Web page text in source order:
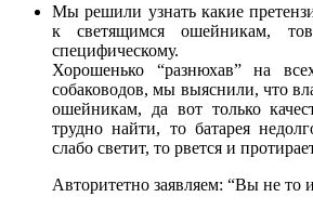
Мы решили узнать какие
к светящимся ошейникам,
специфическому.
Хорошенько “разнюхав” на
собаководов, мы выяснили, что
ошейникам, да вот только
трудно найти, то батарея
слабо светит, то рвется и
Авторитетно заявляем: “Вы не то